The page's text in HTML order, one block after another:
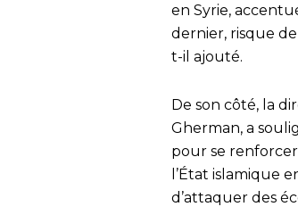
en Syrie,
dernier, risque de
t-il ajouté.
De son côté, la
Gherman, a
pour se
l’État islamique
d’attaquer des